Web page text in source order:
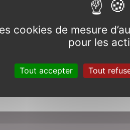
cookies de mesure
pour les
Tout accepter Tout